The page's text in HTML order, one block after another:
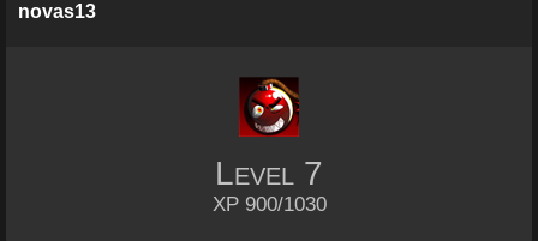
novas13
Level 7
XP 900/1030